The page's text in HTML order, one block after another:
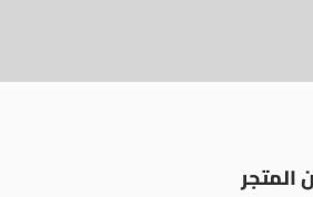
المتجر